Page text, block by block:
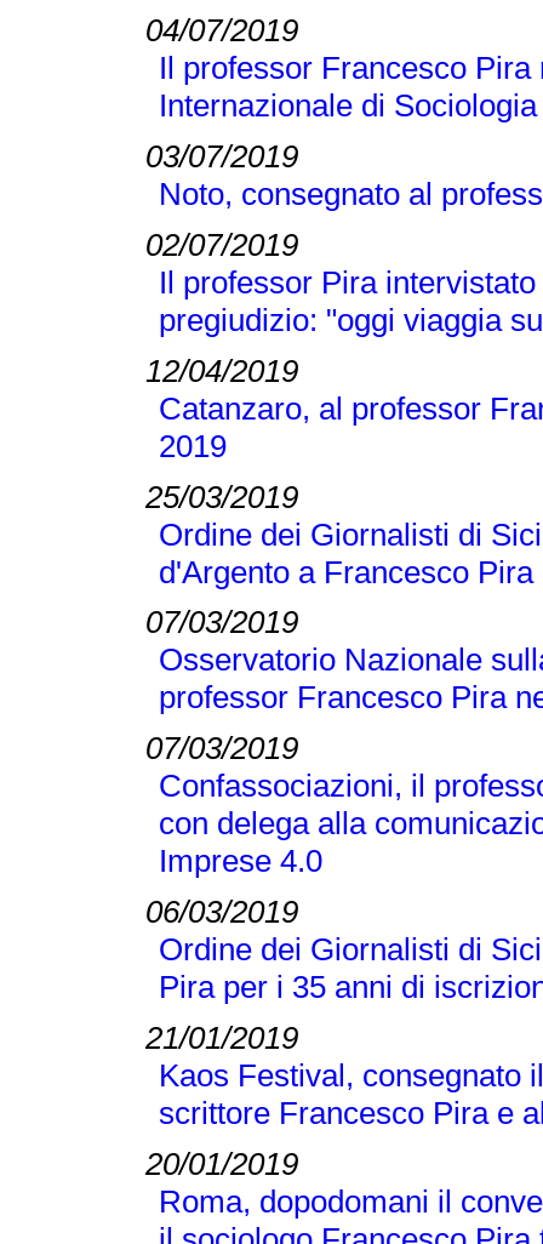
04/07/2019
Il professor Francesco
Internazionale di
03/07/2019
Noto, consegnato al
02/07/2019
Il professor Pira
pregiudizio: "oggi viaggia
12/04/2019
Catanzaro, al professor
2019
25/03/2019
Ordine dei Giornalisti di
d'Argento a Francesco Pira
07/03/2019
Osservatorio Nazionale
professor Francesco Pira
07/03/2019
Confassociazioni, il
con delega alla
Imprese 4.0
06/03/2019
Ordine dei Giornalisti di
Pira per i 35 anni di
21/01/2019
Kaos Festival, consegnato
scrittore Francesco Pira e
20/01/2019
Roma, dopodomani il